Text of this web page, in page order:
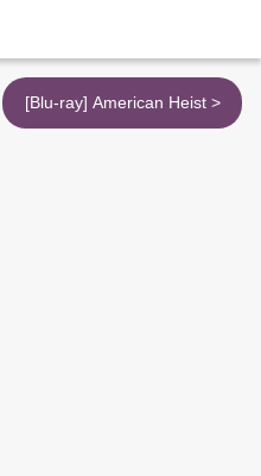
[Blu-ray] American Heist >